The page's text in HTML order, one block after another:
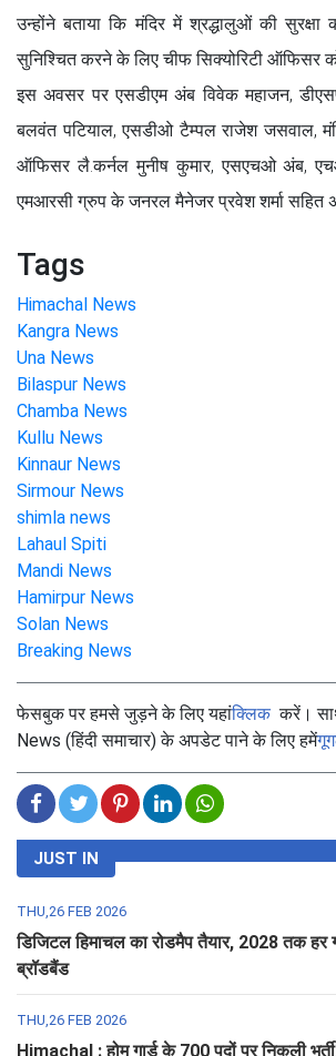
उन्होंने बताया कि मंदिर में श्रद्धालुओं की
सुनिश्चित करने के लिए चीफ सिक्योरिटी ऑफिसर
इस अवसर पर एसडीएम अंब विवेक महाजन,
बलवंत पटियाल, एसडीओ टैम्पल राजेश जसवाल,
ऑफिसर लै.कर्नल मुनीष कुमार, एसएचओ अंब,
एमआरसी ग्रुप के जनरल मैनेजर प्रवेश शर्मा सहित
Tags
Himachal News
Kangra News
Una News
Bilaspur News
Chamba News
Kullu News
Kinnaur News
Sirmour News
shimla news
Lahaul Spiti
Mandi News
Hamirpur News
Solan News
Breaking News
फेसबुक पर हमसे जुड़ने के लिए यहांक्लिककरें।
News (हिंदी समाचार) के अपडेट पाने के लिए हमें
JUST IN
THU,26 FEB 2026
डिजिटल हिमाचल का रोडमैप तैयार, 2028 तक हर
ब्रॉडबैंड
THU,26 FEB 2026
Himachal : होम गार्ड के 700 पदों पर निकली